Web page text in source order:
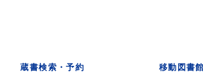
蔵書検索・予約 移動図書